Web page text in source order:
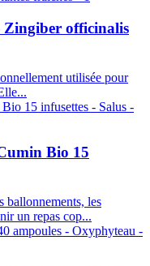
Zingiber officinalis
utilisée pour
Bio 15
ballonnements, les
un repas cop...